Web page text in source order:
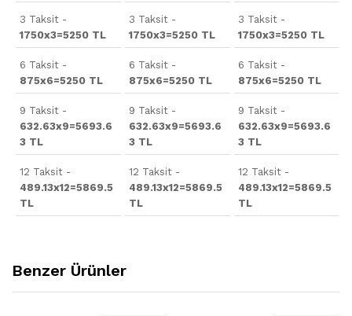
3 Taksit -
1750x3=5250 TL
6 Taksit -
875x6=5250 TL
9 Taksit -
632.63x9=5693.6
3 TL
12 Taksit -
489.13x12=5869.5
TL
3 Taksit -
1750x3=5250 TL
6 Taksit -
875x6=5250 TL
9 Taksit -
632.63x9=5693.6
3 TL
12 Taksit -
489.13x12=5869.5
TL
3 Taksit -
1750x3=5250 TL
6 Taksit -
875x6=5250 TL
9 Taksit -
632.63x9=5693.6
3 TL
12 Taksit -
489.13x12=5869.5
TL
Benzer Ürünler